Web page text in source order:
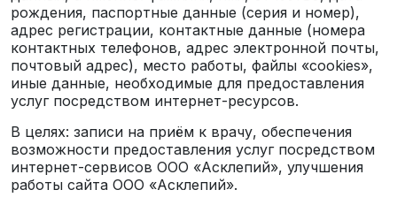
рождения, паспортные данные (серия и номер),
адрес регистрации, контактные данные (номера
контактных телефонов, адрес электронной почты,
почтовый адрес), место работы, файлы «cookies»,
иные данные, необходимые для предоставления
услуг посредством интернет-ресурсов.
В целях: записи на приём к врачу, обеспечения
возможности предоставления услуг посредством
интернет-сервисов ООО «Асклепий», улучшения
работы сайта ООО «Асклепий».